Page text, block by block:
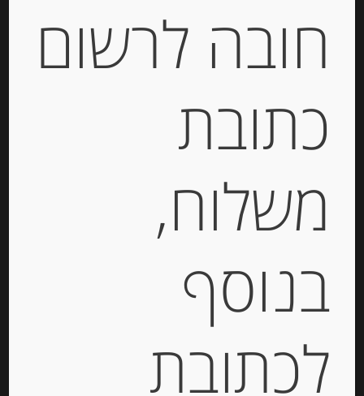
הוספה לסל
קטגוריות: מוצרים חדשים,שוקולד, נוגט, עוגיות
תיאור
שוקולד חלב דובאי במילוי קרם פיסטוק וקדאיף
מידע נוסף
חובה לרשום
כתובת
משלוח,
בנוסף
לכתובת